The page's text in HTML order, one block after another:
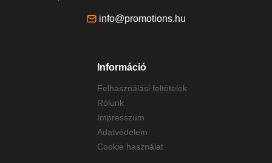
info@promotions.hu
Információ
Felhasználási feltételek
Rólunk
Impresszum
Adatvédelem
Cookie használat